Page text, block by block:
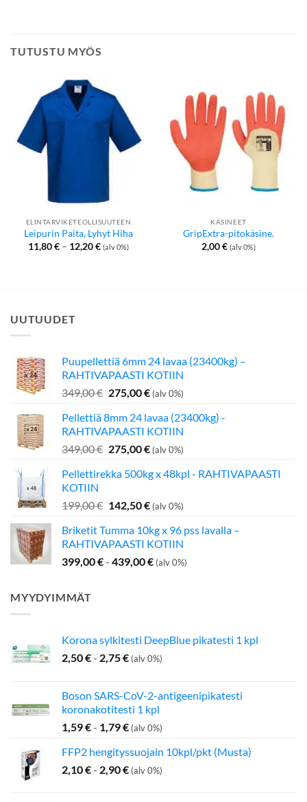
TUTUSTU MYÖS
ELINTARVIKETEOLLISUUTEEN
Leipurin Paita, Lyhyt Hiha
11,80€ – 12,20€Hintaluokka:
11,80 €
(alv 0%)
KÄSINEET
GripExtra-pitokäsine.
2,00€ (alv 0%)
UUTUUDET
Puupellettiä 6mm 24 lavaa (23400kg) –
RAHTIVAPAASTI KOTIIN
349,00€ Alkuperäinen
oli:
349,00 €.
275,00€Nykyinen
on:
275,00 €.
(alv 0%)
Pellettiä 8mm 24 lavaa (23400kg) -
RAHTIVAPAASTI KOTIIN
349,00€ Alkuperäinen
oli:
275,00€Nykyinen
on:
(alv 0%)
Pellettirekka 500kg x 48kpl - RAHTIVAPAASTI
KOTIIN
199,00€ Alkuperäinen
oli:
199,00 €.
142,50€Nykyinen
on:
142,50 €.
(alv 0%)
Briketit Tumma 10kg x 96 pss lavalla –
RAHTIVAPAASTI KOTIIN
399,00€- 439,00€ (alv 0%)
MYYDYIMMÄT
Korona sylkitesti DeepBlue pikatesti 1 kpl
2,50€- 2,75€ (alv 0%)
Boson SARS-CoV-2-antigeenipikatesti
koronakotitesti 1 kpl
1,59€- 1,79€ (alv 0%)
FFP2 hengityssuojain 10kpl/pkt (Musta)
2,10€- 2,90€ (alv 0%)